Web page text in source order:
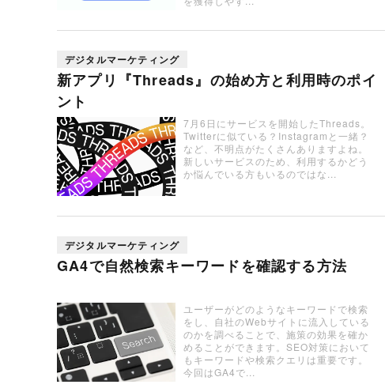
デジタルマーケティング
新アプリ『Threads』の始め方と利用時のポイ
ント
7月6日にサービスを開始したThreads。
Twitterに似ている？Instagramと一緒？
など、不明点がたくさんありますよね。
新しいサービスのため、利用するかどう
か悩んでいる方もいるのではな...
デジタルマーケティング
GA4で自然検索キーワードを確認する方法
ユーザーがどのようなキーワードで検索
をし、自社のWebサイトに流入している
のかを調べることで、施策の効果を確か
めることができます。SEO対策において
もキーワードや検索クエリは重要です。
今回はGA4で...